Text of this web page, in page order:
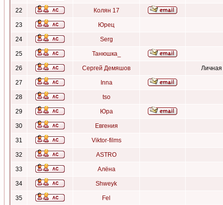
22 Колян 17
23 Юрец
24 Serg
25 Танюшка_
26 Сергей Демяшов Личная
27 Inna
28 tso
29 Юра
30 Евгения
31 Viktor-films
32 ASTRO
33 Алёна
34 Shweyk
35 Fel